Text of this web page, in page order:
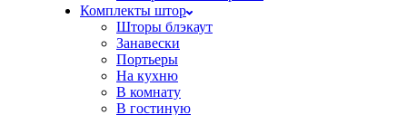
Комплекты штор
Шторы блэкаут
Занавески
Портьеры
На кухню
В комнату
В гостиную